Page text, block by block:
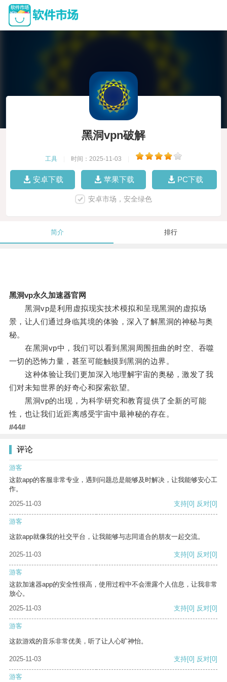
黑洞vpn破解
工具 时间：2025-11-03
安卓下载 苹果下载 PC下载
安卓市场，安全绿色
简介 排行
黑洞vp永久加速器官网
黑洞vp是利用虚拟现实技术模拟和呈现黑洞的虚拟场
景，让人们通过身临其境的体验，深入了解黑洞的神秘与奥
秘。
在黑洞vp中，我们可以看到黑洞周围扭曲的时空、吞噬
一切的恐怖力量，甚至可能触摸到黑洞的边界。
这种体验让我们更加深入地理解宇宙的奥秘，激发了我
们对未知世界的好奇心和探索欲望。
黑洞vp的出现，为科学研究和教育提供了全新的可能
性，也让我们近距离感受宇宙中最神秘的存在。
#44#
评论
游客
这款app的客服非常专业，遇到问题总是能够及时解决，让我能够安心工
作。
2025-11-03
支持[0] 反对[0]
游客
这款app就像我的社交平台，让我能够与志同道合的朋友一起交流。
2025-11-03 支持[0] 反对[0]
游客
这款加速器app的安全性很高，使用过程中不会泄露个人信息，让我非常
放心。
2025-11-03
支持[0] 反对[0]
游客
这款游戏的音乐非常优美，听了让人心旷神怡。
2025-11-03 支持[0] 反对[0]
游客